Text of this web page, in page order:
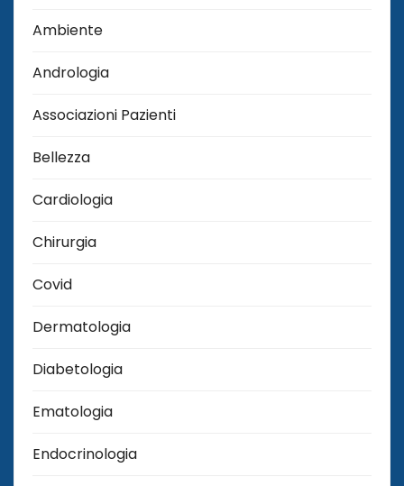
Ambiente
Andrologia
Associazioni Pazienti
Bellezza
Cardiologia
Chirurgia
Covid
Dermatologia
Diabetologia
Ematologia
Endocrinologia